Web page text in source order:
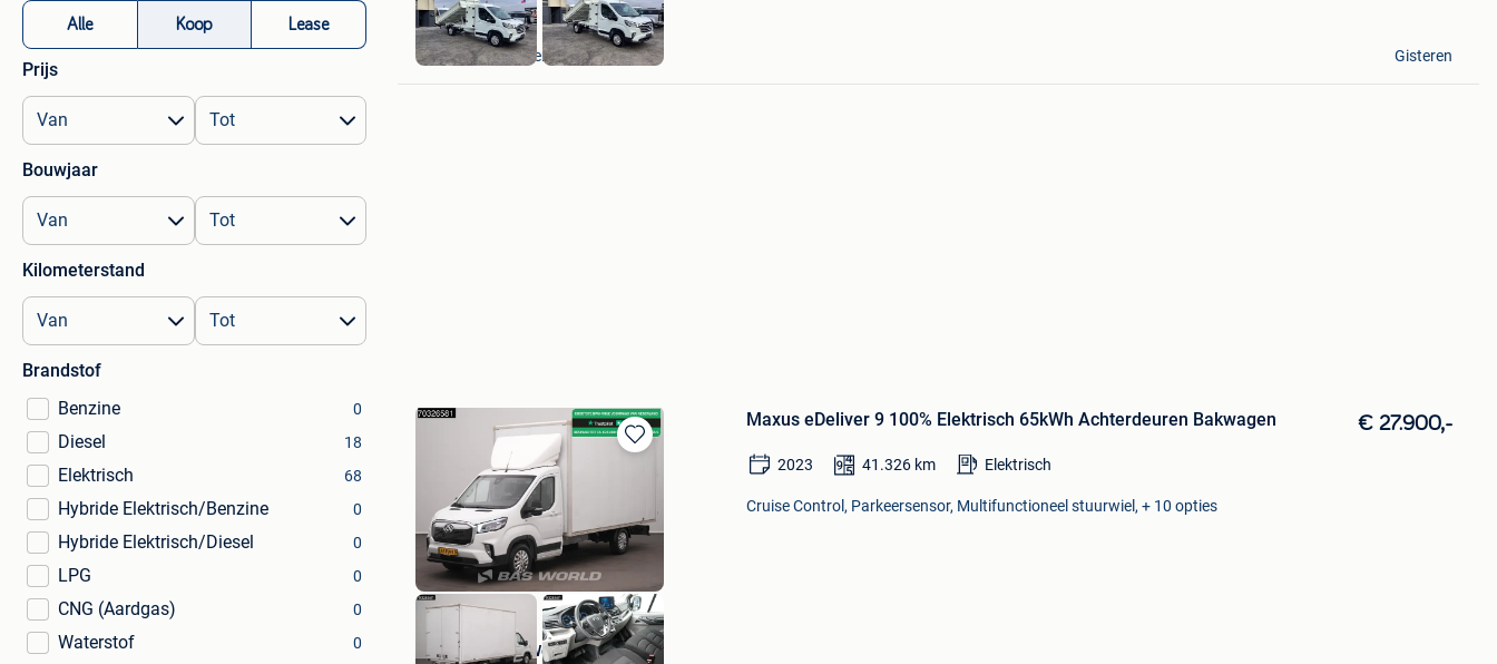
Alle Koop Lease
Prijs
Bouwjaar
Kilometerstand
Brandstof
Benzine
0
Diesel 18
Elektrisch 68
Hybride Elektrisch/Benzine 0
Hybride Elektrisch/Diesel 0
LPG 0
CNG (Aardgas) 0
Waterstof 0
AutosSneyers
Linter-Drieslinter
Gisteren
Bewaren
Favorieten
Maxus eDeliver 9 100% Elektrisch 65kWh Achterdeuren Bakwagen € 27.900,-
2023 41.326 km Elektrisch
Cruise Control, Parkeersensor, Multifunctioneel stuurwiel, + 10 opties
BAS World